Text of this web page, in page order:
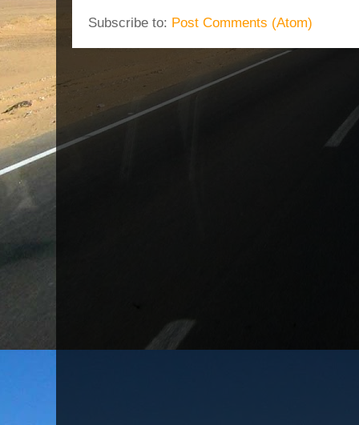
Subscribe to: Post Comments (Atom)